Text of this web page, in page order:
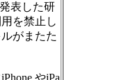
表した研
を禁止し
がまたた